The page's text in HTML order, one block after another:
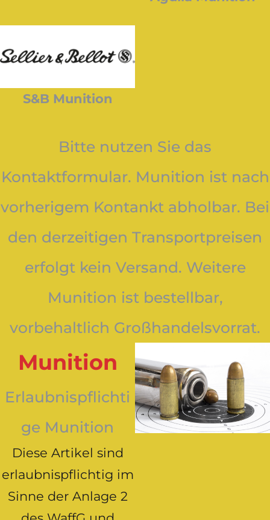
S&B Munition
Bitte nutzen Sie das
Kontaktformular. Munition ist nach
vorherigem Kontankt abholbar. Bei
den derzeitigen Transportpreisen
erfolgt kein Versand. Weitere
Munition ist bestellbar,
vorbehaltlich Großhandelsvorrat.
Munition
Erlaubnispflichti
ge Munition
Diese Artikel sind
erlaubnispflichtig im
Sinne der Anlage 2